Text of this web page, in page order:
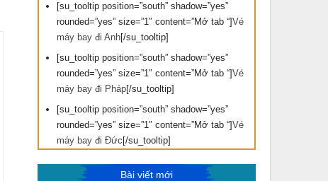
[su_tooltip position=”south” shadow=”yes”
rounded=”yes” size=”1″ content=”Mở tab “]Vé
máy bay đi Anh[/su_tooltip]
[su_tooltip position=”south” shadow=”yes”
rounded=”yes” size=”1″ content=”Mở tab “]Vé
máy bay đi Pháp[/su_tooltip]
[su_tooltip position=”south” shadow=”yes”
rounded=”yes” size=”1″ content=”Mở tab “]Vé
máy bay đi Đức [/su_tooltip]
Bài viết mới